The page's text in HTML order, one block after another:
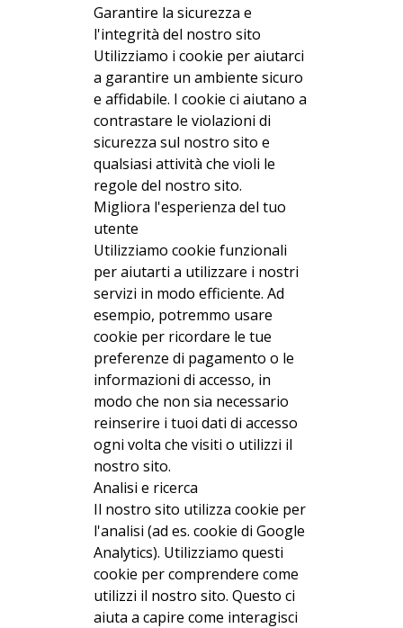
Garantire la sicurezza e
l'integrità del nostro sito
Utilizziamo i cookie per aiutarci
a garantire un ambiente sicuro
e affidabile. I cookie ci aiutano a
contrastare le violazioni di
sicurezza sul nostro sito e
qualsiasi attività che violi le
regole del nostro sito.
Migliora l'esperienza del tuo
utente
Utilizziamo cookie funzionali
per aiutarti a utilizzare i nostri
servizi in modo efficiente. Ad
esempio, potremmo usare
cookie per ricordare le tue
preferenze di pagamento o le
informazioni di accesso, in
modo che non sia necessario
reinserire i tuoi dati di accesso
ogni volta che visiti o utilizzi il
nostro sito.
Analisi e ricerca
Il nostro sito utilizza cookie per
l'analisi (ad es. cookie di Google
Analytics). Utilizziamo questi
cookie per comprendere come
utilizzi il nostro sito. Questo ci
aiuta a capire come interagisci